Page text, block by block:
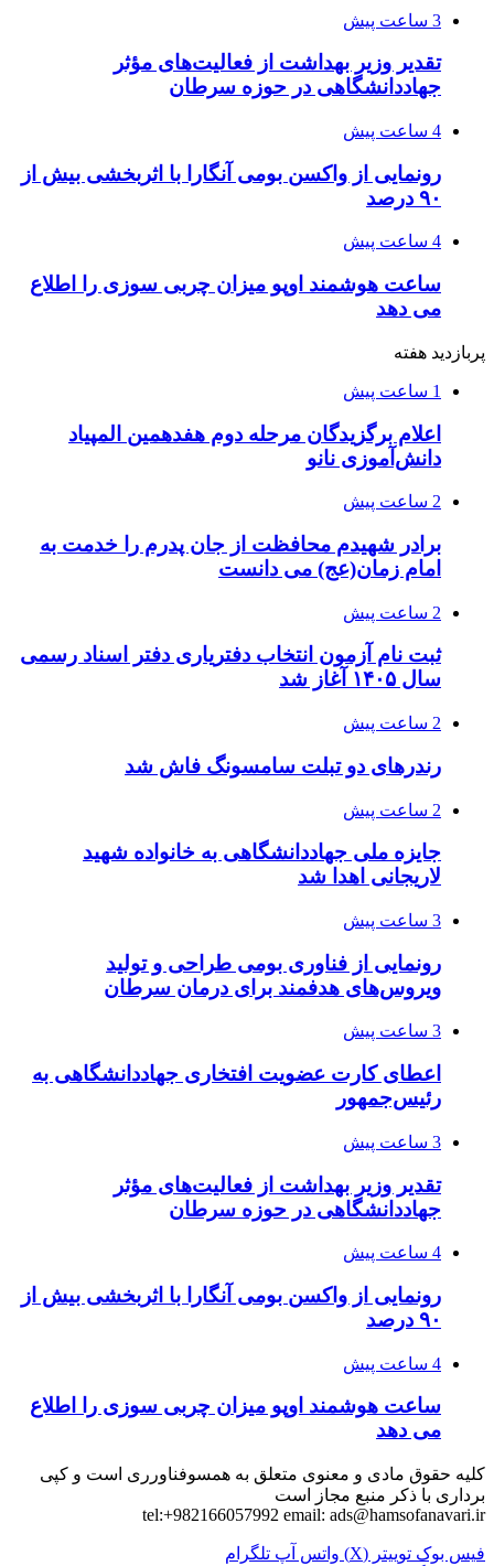
3 ساعت پیش
تقدیر وزیر بهداشت از فعالیت‌های مؤثر
جهاددانشگاهی در حوزه سرطان
4 ساعت پیش
رونمایی از واکسن بومی آنگارا با اثربخشی بیش از
۹۰ درصد
4 ساعت پیش
ساعت هوشمند اوپو میزان چربی سوزی را اطلاع
می دهد
پربازدید هفته
1 ساعت پیش
اعلام برگزیدگان مرحله دوم هفدهمین المپیاد
دانش‌آموزی نانو
2 ساعت پیش
برادر شهیدم محافظت از جان پدرم را خدمت به
امام زمان(عج) می دانست
2 ساعت پیش
ثبت نام آزمون انتخاب دفتریاری دفتر اسناد رسمی
سال ۱۴۰۵ آغاز شد
2 ساعت پیش
رندرهای دو تبلت سامسونگ فاش شد
2 ساعت پیش
جایزه ملی جهاددانشگاهی به خانواده شهید
لاریجانی اهدا شد
3 ساعت پیش
رونمایی از فناوری بومی طراحی و تولید
ویروس‌های هدفمند برای درمان سرطان
3 ساعت پیش
اعطای کارت عضویت افتخاری جهاددانشگاهی به
رئیس‌جمهور
3 ساعت پیش
تقدیر وزیر بهداشت از فعالیت‌های مؤثر
جهاددانشگاهی در حوزه سرطان
4 ساعت پیش
رونمایی از واکسن بومی آنگارا با اثربخشی بیش از
۹۰ درصد
4 ساعت پیش
ساعت هوشمند اوپو میزان چربی سوزی را اطلاع
می دهد
کلیه حقوق مادی و معنوی متعلق به همسوفناورری است و کپی
برداری با ذکر منبع مجاز است
tel:+982166057992 email: ads@hamsofanavari.ir
فیس بوک توییتر (X) واتس آپ تلگرام